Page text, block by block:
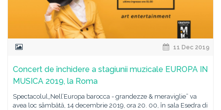
11 Dec 2019
Concert de închidere a stagiunii muzicale EUROPA IN
MUSICA 2019, la Roma
Spectacolul„Nell’Europa barocca - grandezze & meraviglie” va
avea loc sâmbătă, 14 decembrie 2019, ora 20. 00, în sala Esedra di